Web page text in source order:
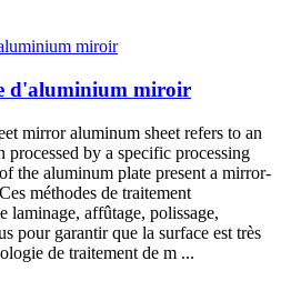
d'aluminium miroir
mirror aluminum sheet refers to an
processed by a specific processing
the aluminum plate present a mirror-
méthodes de traitement
laminage, affûtage, polissage,
pour garantir que la surface est très
de traitement de m ...